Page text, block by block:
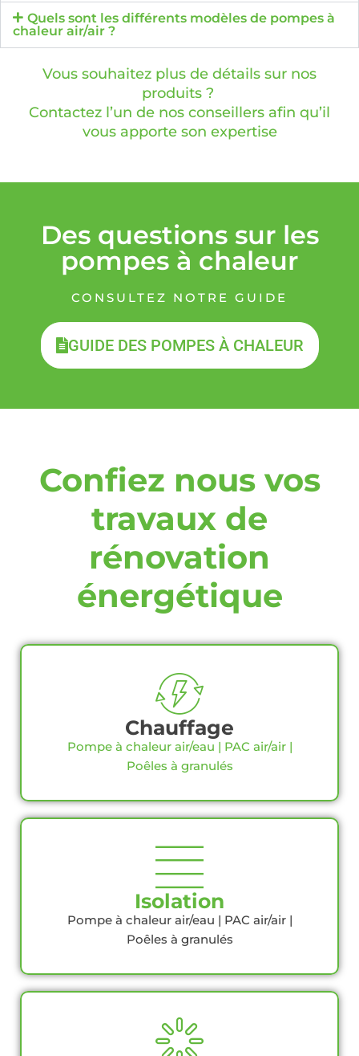
Quels sont les différents modèles de pompes à
chaleur air/air ?
Vous souhaitez plus de détails sur nos
produits ?
Contactez l’un de nos conseillers afin qu’il
vous apporte son expertise
Des questions sur les
pompes à chaleur
CONSULTEZ NOTRE GUIDE
GUIDE DES POMPES À CHALEUR
Confiez nous vos
travaux de
rénovation
énergétique
Chauffage
Pompe à chaleur air/eau | PAC air/air |
Poêles à granulés
Isolation
Pompe à chaleur air/eau | PAC air/air |
Poêles à granulés